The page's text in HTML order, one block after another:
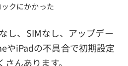
クにかかった
し、SIMなし、アップデー
やiPadの不具合で初期設定
んあります。